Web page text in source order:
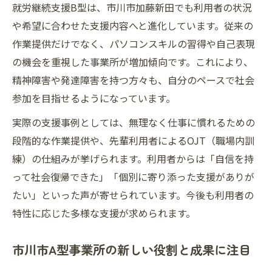
就労継続支援B型は、市川市加藤新田でも利用者の状況
や希望に合わせた支援内容へと進化しています。従来の
作業提供だけでなく、パソコンスキルの習得や自己表現
の機会を重視した事業所が増加傾向です。これにより、
精神障害や発達障害を持つ方々も、自分のペースで社会
参加を目指せるようになっています。
実際の支援事例としては、無理なく仕事に慣れるための
段階的な作業提供や、先輩利用者によるOJT（職場内訓
練）の仕組みが挙げられます。利用者からは「自信を持
って社会復帰できた」「個別に寄り添った支援がありが
たい」といった声が寄せられています。今後も利用者の
特性に応じた多様な支援が求められます。
市川市A型事業所の新しい役割と成果に注目